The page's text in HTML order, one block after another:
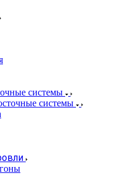
системы
системы